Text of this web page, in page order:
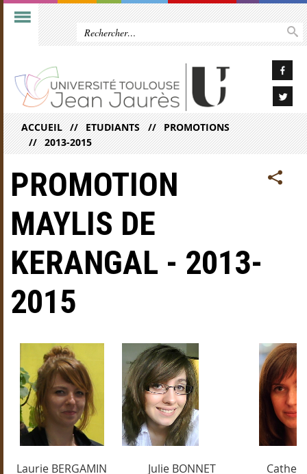
ACCUEIL ETUDIANTS
PROMOTIONS
2013-2015
PROMOTION
MAYLIS DE
KERANGAL - 2013-
2015
Laurie BERGAMIN
Julie BONNET